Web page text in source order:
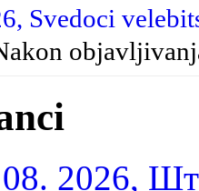
Svedoci
2026,